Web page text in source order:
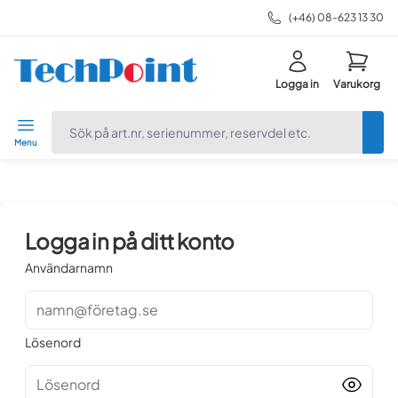
(+46) 08-623 13 30
Menu
Logga in Varukorg
Logga in på ditt konto
Användarnamn
namn@företag.se
Lösenord
Lösenord